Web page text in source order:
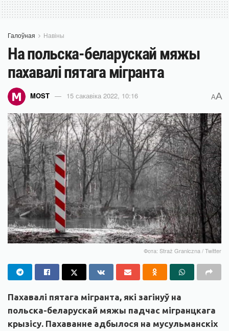
Галоўная Навіны
На польска-беларускай мяжы
пахавалі пятага мігранта
MOST 15 сакавіка 2022, 10:16 AA
Фота: Straż Graniczna / Twitter
Пахавалі пятага мігранта, які загінуў на
польска-беларускай мяжы падчас мігранцкага
крызісу. Пахаванне адбылося на мусульманскіх